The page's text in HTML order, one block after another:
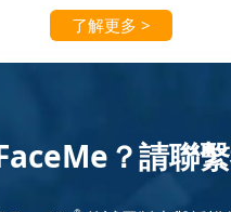
了解更多 >
？請聯繫